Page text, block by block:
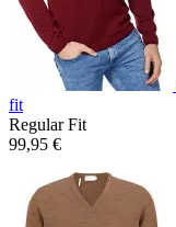
fit
Regular Fit
99,95 €